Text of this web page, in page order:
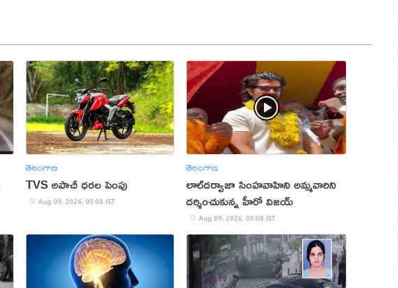
తెలంగాణ
TVS అపాచీ ధరల పెంపు
Aug 09, 2026, 05:08 IST
తెలంగాణ
లాల్‌దర్వాజా సింహవాహిని అమ్మవారిని
దర్శించుకున్న హీరో విజయ్‌
Aug 09, 2026, 05:08 IST